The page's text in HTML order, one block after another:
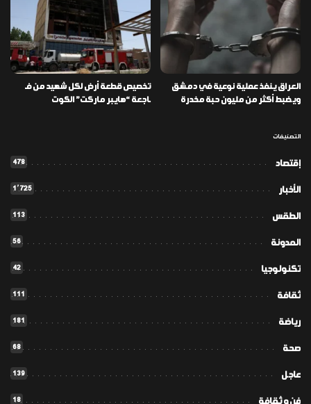
العراق ينفذ عملية نوعية في دمشق
ويضبط أكثر من مليون حبة مخدرة
تخصيص قطعة أرض لكل شهيد من فـ
ـاجعة “هايبر ماركت” الكوت
التصنيفات
إقتصاد 478
الأخبار 1٬725
الطقس 113
المدونة 56
تكنولوجيا 42
ثقافة 111
رياضة 181
صحة 68
عاجل 139
فن و ثقافة 18